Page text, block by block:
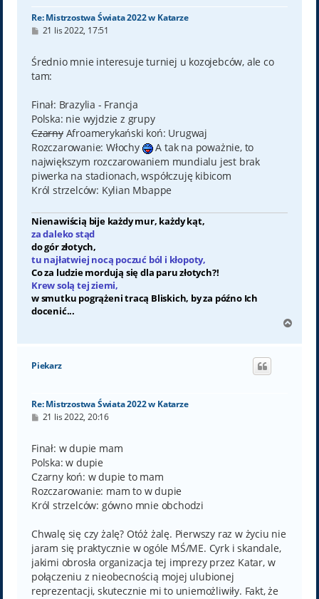
Re: Mistrzostwa Świata 2022 w Katarze
P
t
21 lis 2022, 17:51
Średnio mnie interesuje turniej u kozojebców, ale co
tam:
Finał: Brazylia - Francja
Polska: nie wyjdzie z grupy
CzarnyAfroamerykański koń: Urugwaj
Rozczarowanie: Włochy
A tak na poważnie, to
największym rozczarowaniem mundialu jest brak
piwerka na stadionach, współczuję kibicom
Król strzelców: Kylian Mbappe
Nienawiścią bije każdy mur, każdy kąt,
za daleko stąd
do gór złotych,
tu najłatwiej nocą poczuć ból i kłopoty,
Co za ludzie mordują się dla paru złotych?!
Krew solą tej ziemi,
w smutku pogrążeni tracą Bliskich, by za późno Ich
docenić...
g
Piekarz
Re: Mistrzostwa Świata 2022 w Katarze
P
t
21 lis 2022, 20:16
Finał: w dupie mam
Polska: w dupie
Czarny koń: w dupie to mam
Rozczarowanie: mam to w dupie
Król strzelców: gówno mnie obchodzi
Chwalę się czy żalę? Otóż żalę. Pierwszy raz w życiu nie
jaram się praktycznie w ogóle MŚ/ME. Cyrk i skandale,
jakimi obrosła organizacja tej imprezy przez Katar, w
połączeniu z nieobecnością mojej ulubionej
reprezentacji, skutecznie mi to uniemożliwiły. Fakt, że